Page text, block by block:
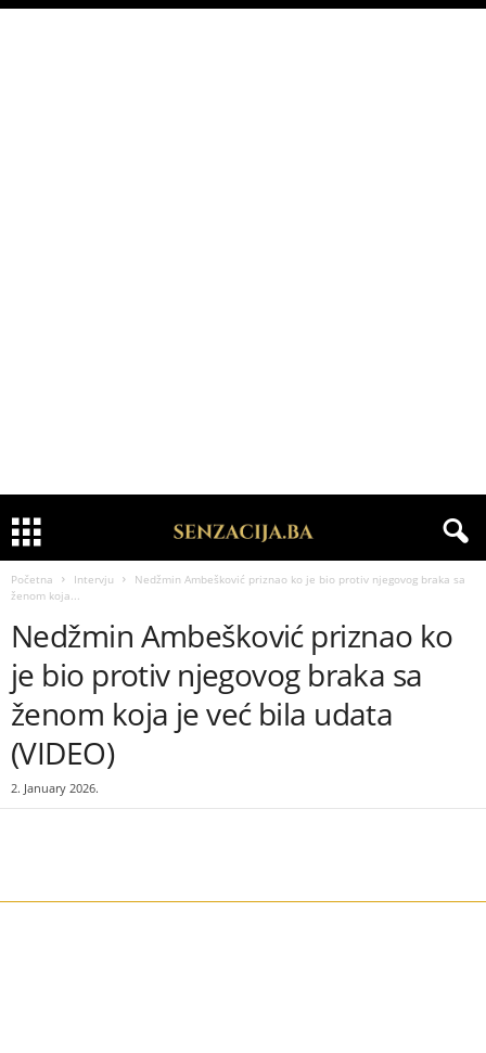
Početna Intervju
Nedžmin Ambešković priznao ko je bio protiv njegovog braka sa
ženom koja...
Nedžmin Ambešković priznao ko
je bio protiv njegovog braka sa
ženom koja je već bila udata
(VIDEO)
2. January 2026.